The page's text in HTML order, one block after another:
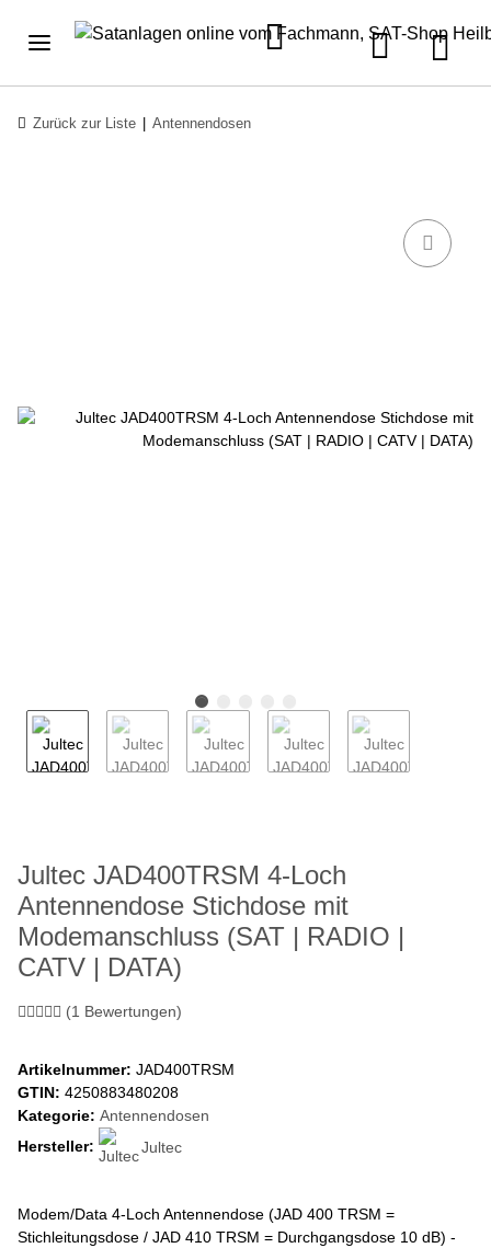
Zurück zur Liste Antennendosen
Jultec JAD400TRSM 4-Loch
Antennendose Stichdose mit
Modemanschluss (SAT | RADIO |
CATV | DATA)
(1 Bewertungen)
Artikelnummer: JAD400TRSM
GTIN: 4250883480208
Kategorie: Antennendosen
Hersteller:
Jultec
Modem/Data 4-Loch Antennendose (JAD 400 TRSM =
Stichleitungsdose / JAD 410 TRSM = Durchgangsdose 10 dB) -